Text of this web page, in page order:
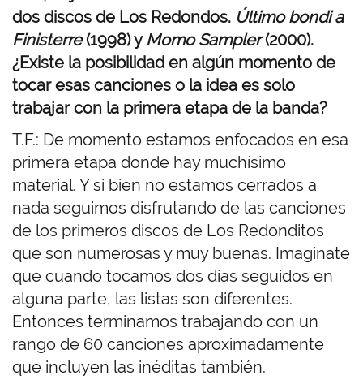
dos discos de Los Redondos. Último bondi a
Finisterre(1998) yMomo Sampler(2000).
¿Existe la posibilidad en algún momento de
tocar esas canciones o la idea es solo
trabajar con la primera etapa de la banda?
T.F.: De momento estamos enfocados en esa
primera etapa donde hay muchísimo
material. Y si bien no estamos cerrados a
nada seguimos disfrutando de las canciones
de los primeros discos de Los Redonditos
que son numerosas y muy buenas. Imaginate
que cuando tocamos dos días seguidos en
alguna parte, las listas son diferentes.
Entonces terminamos trabajando con un
rango de 60 canciones aproximadamente
que incluyen las inéditas también.